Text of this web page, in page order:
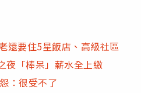
要住5星飯店、高級社區
「棒呆」薪水全上繳
：很受不了